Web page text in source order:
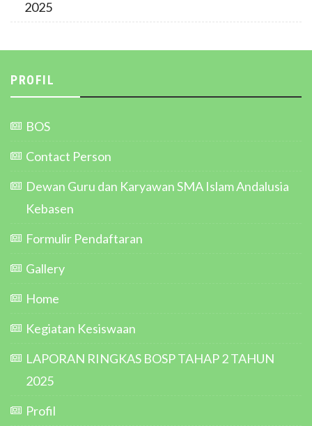
2025
PROFIL
BOS
Contact Person
Dewan Guru dan Karyawan SMA Islam Andalusia
Kebasen
Formulir Pendaftaran
Gallery
Home
Kegiatan Kesiswaan
LAPORAN RINGKAS BOSP TAHAP 2 TAHUN
2025
Profil